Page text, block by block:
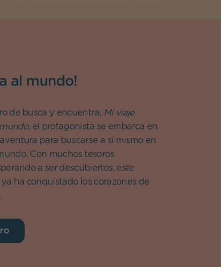
al mundo!
de busca y encuentra, Mi viaje
, el protagonista se embarca en
para buscarse a sí mismo en
Con muchos tesoros
a ser descubiertos, este
ha conquistado los corazones de